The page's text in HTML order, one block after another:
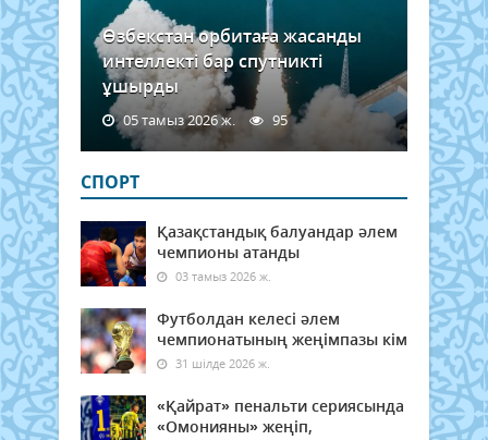
Өзбекстан орбитаға жасанды
интеллекті бар спутникті
ұшырды
05 тамыз 2026 ж. 95
СПОРТ
Қазақстандық балуандар әлем
чемпионы атанды
03 тамыз 2026 ж.
Футболдан келесі әлем
чемпионатының жеңімпазы кім
31 шілде 2026 ж.
«Қайрат» пенальти сериясында
«Омонияны» жеңіп,